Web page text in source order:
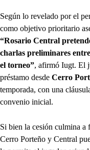
Según lo revelado por el
como objetivo prioritario
“Rosario Central
charlas preliminares
el torneo”, afirmó Iugt. El
préstamo desde Cerro
temporada, con una
convenio inicial.
Si bien la cesión culmina a
Cerro Porteño y Central